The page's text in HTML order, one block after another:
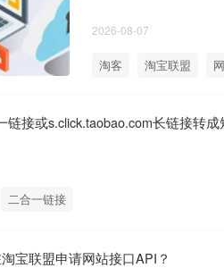
2026-08-07
淘客 淘宝联盟
链接或s.click.taobao.com长链接转
二合一链接
宝联盟申请网站接口API？